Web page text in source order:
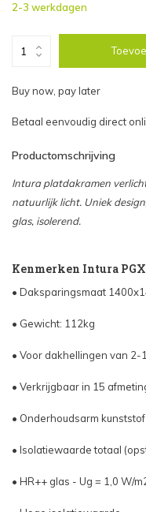
2-3 werkdagen
Buy now, pay later
Betaal eenvoudig direct
Productomschrijving
Intura platdakramen
natuurlijk licht. Uniek
glas, isolerend.
Kenmerken Intura
• Daksparingsmaat
• Gewicht: 112kg
• Voor dakhellingen van 2-
• Verkrijgbaar in 15
• Onderhoudsarm
• Isolatiewaarde totaal
• HR++ glas - Ug = 1,0 W/